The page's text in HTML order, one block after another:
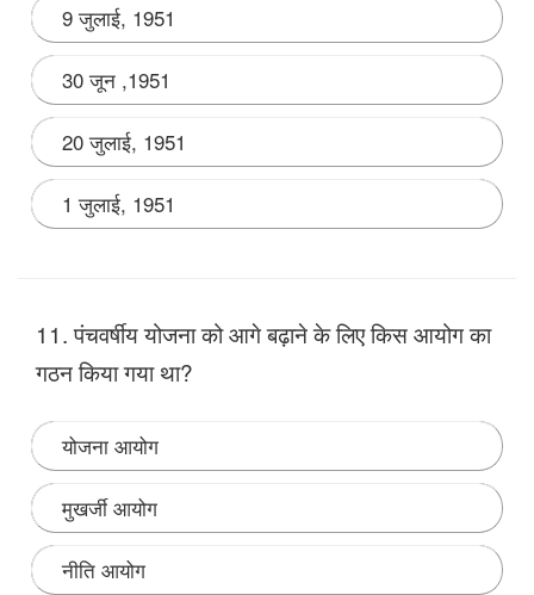
9 जुलाई, 1951
30 जून ,1951
20 जुलाई, 1951
1 जुलाई, 1951
11. पंचवर्षीय योजना को आगे बढ़ाने के लिए किस आयोग का
गठन किया गया था?
योजना आयोग
मुखर्जी आयोग
नीति आयोग